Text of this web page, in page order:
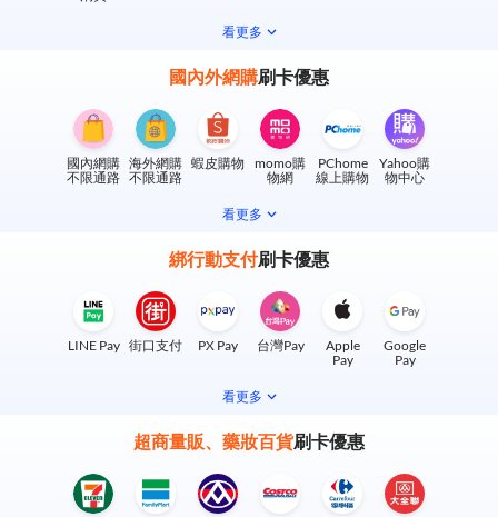
看更多
國內外網購刷卡優惠
國內網購
不限通路
海外網購
不限通路
蝦皮購物
momo購
物網
PChome
線上購物
Yahoo購
物中心
看更多
綁行動支付刷卡優惠
LINE Pay 街口支付 PX Pay 台灣Pay
Apple
Pay
Google
Pay
看更多
超商量販、藥妝百貨刷卡優惠